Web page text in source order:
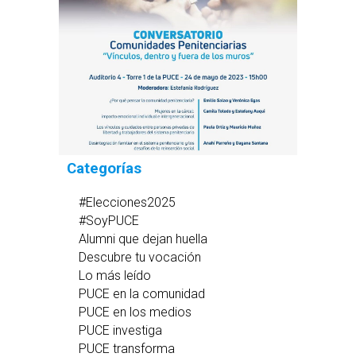
Categorías
#Elecciones2025
#SoyPUCE
Alumni que dejan huella
Descubre tu vocación
Lo más leído
PUCE en la comunidad
PUCE en los medios
PUCE investiga
PUCE transforma